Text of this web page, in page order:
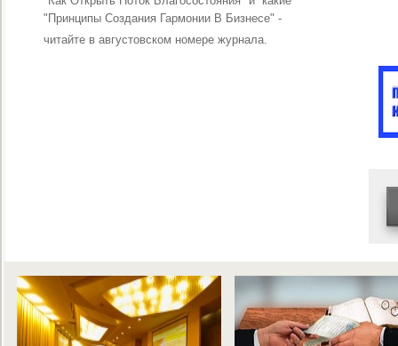
"Принципы Создания Гармонии В Бизнесе" -
читайте в августовском номере журнала.